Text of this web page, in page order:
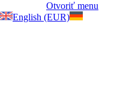
Otvoriť menu
English (EUR)